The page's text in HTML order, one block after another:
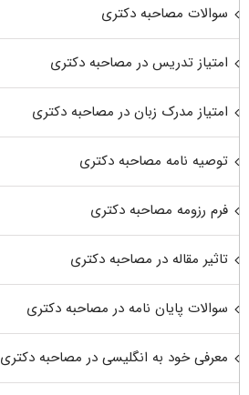
سوالات مصاحبه دکتری
امتیاز تدریس در مصاحبه دکتری
امتیاز مدرک زبان در مصاحبه دکتری
توصیه نامه مصاحبه دکتری
فرم رزومه مصاحبه دکتری
تاثیر مقاله در مصاحبه دکتری
سوالات پایان نامه در مصاحبه دکتری
معرفی خود به انگلیسی در مصاحبه دکتری